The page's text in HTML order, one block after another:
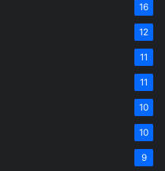
16
12
11
11
10
10
9